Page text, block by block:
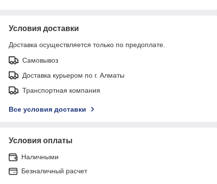
Условия доставки
Доставка осуществляется только по предоплате.
Самовывоз
Доставка курьером по г. Алматы
Транспортная компания
Все условия доставки
Условия оплаты
Наличными
Безналичный расчет